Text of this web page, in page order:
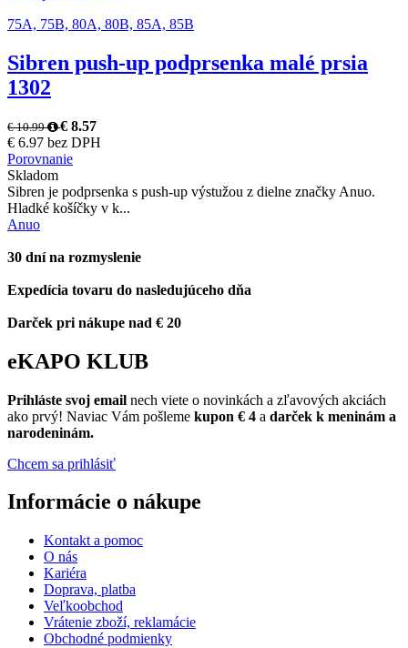
75A, 75B, 80A, 80B, 85A, 85B
Sibren push-up podprsenka malé prsia
1302
€ 10.99
€ 8.57
€ 6.97 bez DPH
Porovnanie
Skladom
Sibren je podprsenka s push-up výstužou z dielne značky Anuo.
Hladké košíčky v k...
Anuo
30 dní na rozmyslenie
Expedícia tovaru do nasledujúceho dňa
Darček pri nákupe nad € 20
eKAPO KLUB
Prihláste svoj email nech viete o novinkách a zľavových akciách
ako prvý! Naviac Vám pošleme kupon € 4 a darček k meninám a
narodeninám.
Chcem sa prihlásiť
Informácie o nákupe
Kontakt a pomoc
O nás
Kariéra
Doprava, platba
Veľkoobchod
Vrátenie zboží, reklamácie
Obchodné podmienky